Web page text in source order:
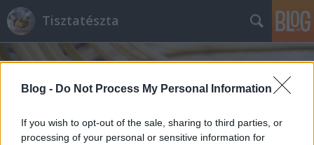
Blog - Do Not Process My Personal Information
If you wish to opt-out of the sale, sharing to third parties, or
processing of your personal or sensitive information for
Tisztatészta